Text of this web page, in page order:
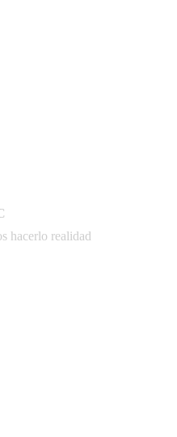
hacerlo realidad